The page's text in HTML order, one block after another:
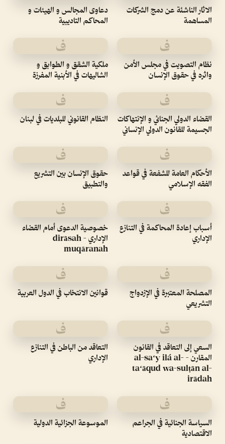
الاثار الناشئة عن دمج الشركات
المساهمة
دعاوى المجالس و الهيئات و
المحاكم التاديبية
ف
نظام التصويت في مجلس الأمن
واثره في حقوق الإنسان
ف
ملكية الشقق و الطوابق و
الشاليهات في الأبنية المفرزة
ف
القضاء الدولي الجنائي و الإنتهاكات
الجسيمة للقانون الدولي الإنساني
ف
النظام القانوني للبلديات في لبنان
ف
الأحكام العامة للشفعة في قواعد
الفقه الإسلامي
ف
حقوق الإنسان بين التشريع
والتطبيق
ف
أسباب إعادة المحاكمة في التنازع
الإداري
ف
خصوصية الدعوى أمام القضاء
الإداري - dirāsah
muqāranah
ف
المصلحة المعتبرة في الإزدواج
التشريعي
ف
قوانين الانتخاب في الدول العربية
ف
السعي إلى التعاقد في القانون
المقارن - al-saʻy ilá al-
taʻāqud wa-sulṭān al-
irādah
ف
التعاقد من الباطن في التنازع
الإداري
ف
السياسة الجنائية في الجراعم
الاقتصادية
ف
الموسوعة الجزائية الدولية